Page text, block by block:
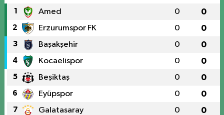
1 Amed 0 0
2 Erzurumspor FK 0 0
3 Başakşehir 0 0
4 Kocaelispor 0 0
5 Beşiktaş 0 0
6 Eyüpspor 0 0
7 Galatasaray 0 0